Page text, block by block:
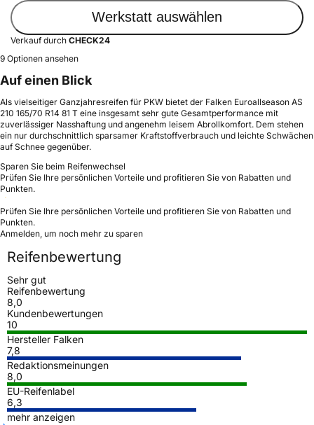
Werkstatt auswählen
Verkauf durch CHECK24
9 Optionen ansehen
Auf einen Blick
Als vielseitiger Ganzjahresreifen für PKW bietet der Falken Euroallseason AS
210 165/70 R14 81 T eine insgesamt sehr gute Gesamtperformance mit
zuverlässiger Nasshaftung und angenehm leisem Abrollkomfort. Dem stehen
ein nur durchschnittlich sparsamer Kraftstoffverbrauch und leichte Schwächen
auf Schnee gegenüber.
Sparen Sie beim Reifenwechsel
Prüfen Sie Ihre persönlichen Vorteile und profitieren Sie von Rabatten und
Punkten.
Prüfen Sie Ihre persönlichen Vorteile und profitieren Sie von Rabatten und
Punkten.
Anmelden, um noch mehr zu sparen
Reifenbewertung
Sehr gut
Reifenbewertung
8,0
Kundenbewertungen
10
Hersteller Falken
7,8
Redaktionsmeinungen
8,0
EU-Reifenlabel
6,3
mehr anzeigen